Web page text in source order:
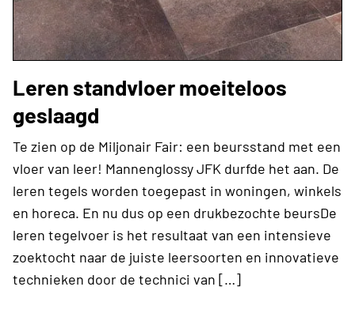
Leren standvloer moeiteloos
geslaagd
Te zien op de Miljonair Fair: een beursstand met een
vloer van leer! Mannenglossy JFK durfde het aan. De
leren tegels worden toegepast in woningen, winkels
en horeca. En nu dus op een drukbezochte beursDe
leren tegelvoer is het resultaat van een intensieve
zoektocht naar de juiste leersoorten en innovatieve
technieken door de technici van […]